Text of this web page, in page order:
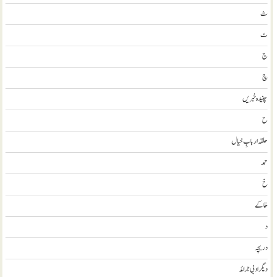
ث
ٹ
ج
چ
چنیدہ خبریں
ح
حلقہ اربابِ خیال
حمد
خ
خاکے
د
دریچہ
ديگر ادبی جرائد